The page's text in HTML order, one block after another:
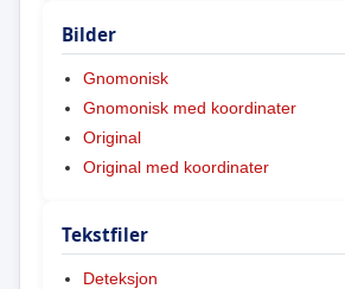
Bilder
Gnomonisk
Gnomonisk med koordinater
Original
Original med koordinater
Tekstfiler
Deteksjon